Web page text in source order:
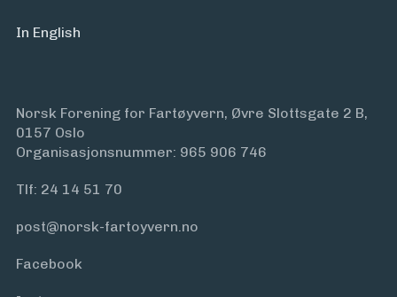
In English
Norsk Forening for Fartøyvern, Øvre Slottsgate 2 B,
0157 Oslo
Organisasjonsnummer: 965 906 746
Tlf: 24 14 51 70
post@norsk-fartoyvern.no
Facebook